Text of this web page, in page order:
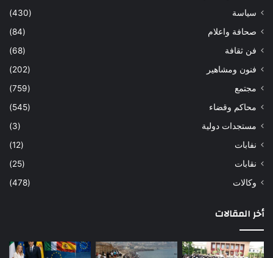
سياسة
(430)
صحافة واعلام
(84)
فن ثقافة
(68)
فنون ومشاهير
(202)
مجتمع
(759)
محاكم وقضاء
(545)
مستجدات دولية
(3)
نفابات
(12)
نقابات
(25)
وكالات
(478)
أخر المقالات